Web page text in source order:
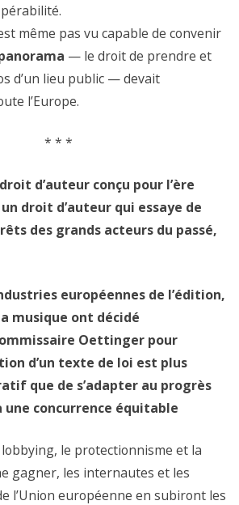
même pas vu capable de convenir
— le droit de prendre et
d’un lieu public — devait
l’Europe.
* * *
d’auteur conçu pour l’ère
droit d’auteur qui essaye de
des grands acteurs du passé,
européennes de l’édition,
musique ont décidé
Oettinger pour
d’un texte de loi est plus
que de s’adapter au progrès
concurrence équitable
le protectionnisme et la
gagner, les internautes et les
l’Union européenne en subiront les